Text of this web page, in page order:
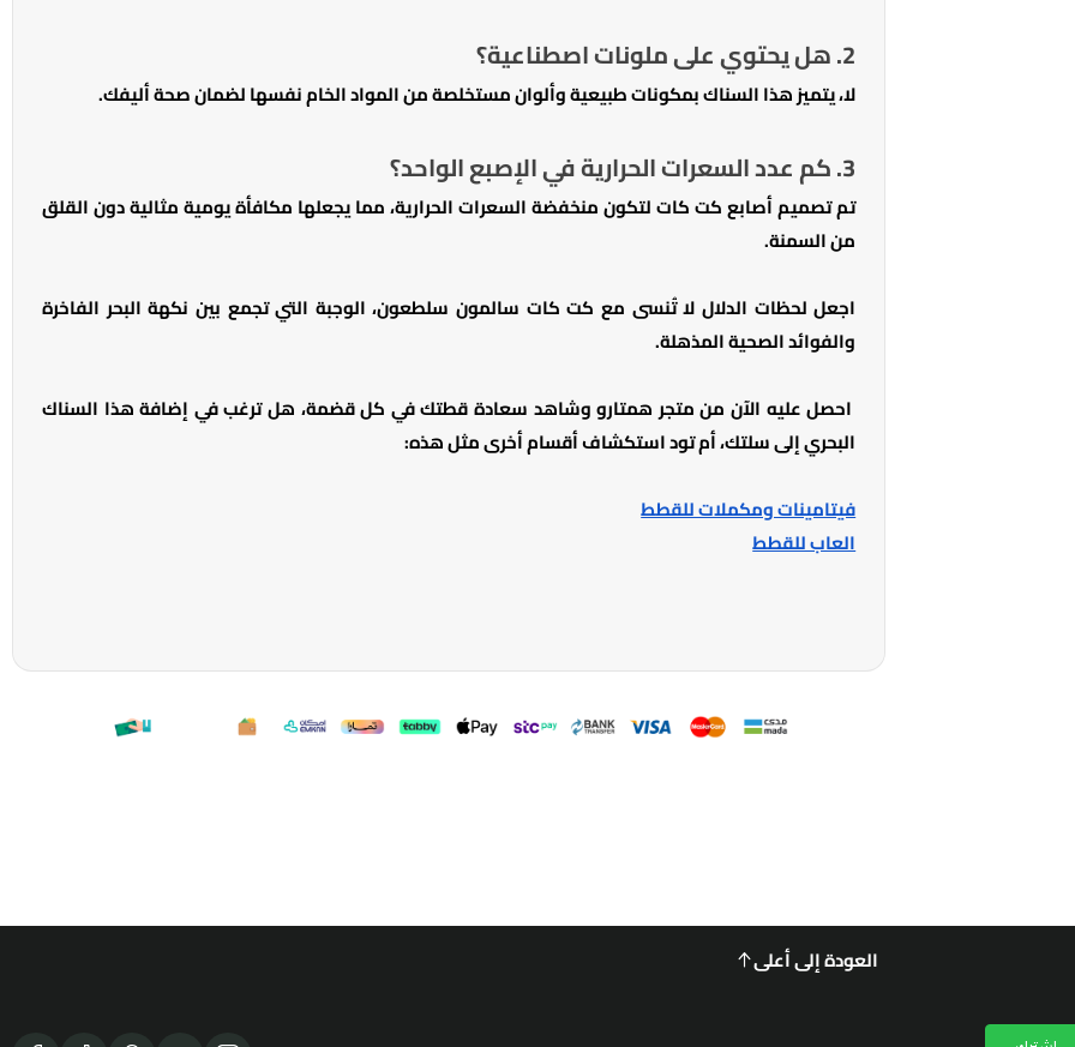
2. هل يحتوي على ملونات اصطناعية؟
لا، يتميز هذا السناك بمكونات طبيعية وألوان مستخلصة من المواد الخام نفسها لضمان صحة أليفك.
3. كم عدد السعرات الحرارية في الإصبع الواحد؟
تم تصميم أصابع كت كات لتكون منخفضة السعرات الحرارية، مما يجعلها مكافأة يومية مثالية دون القلق
من السمنة.
اجعل لحظات الدلال لا تُنسى مع كت كات سالمون سلطعون، الوجبة التي تجمع بين نكهة البحر الفاخرة
والفوائد الصحية المذهلة.
احصل عليه الآن من متجر همتارو وشاهد سعادة قطتك في كل قضمة، هل ترغب في إضافة هذا السناك
البحري إلى سلتك، أم تود استكشاف أقسام أخرى مثل هذه:
فيتامينات ومكملات للقطط
العاب للقطط
العودة إلى أعلى